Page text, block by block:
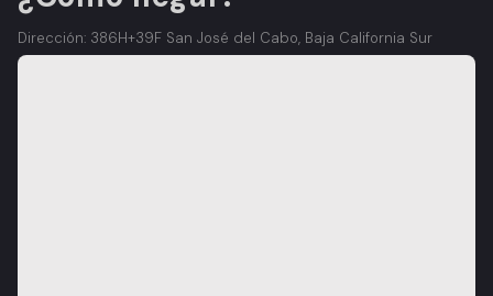
Dirección: 386H+39F San José del Cabo, Baja California Sur